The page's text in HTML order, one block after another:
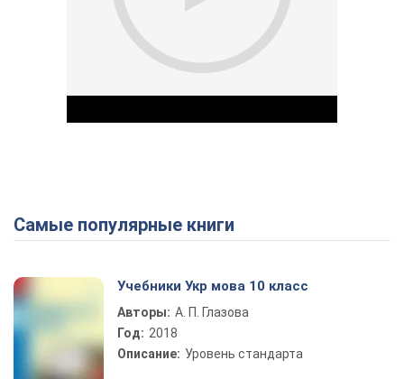
Play Video
Самые популярные книги
Учебники Укр мова 10 класс
Авторы: А. П. Глазова
Год: 2018
Описание: Уровень стандарта